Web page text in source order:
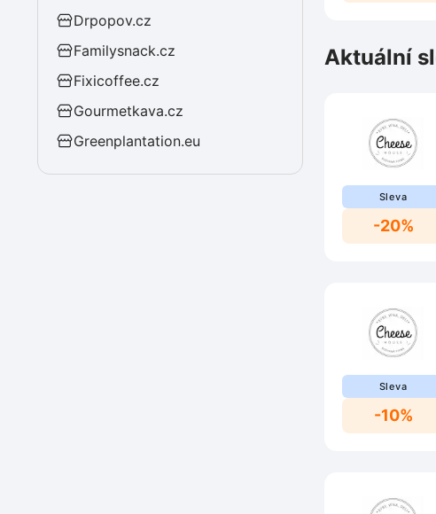
Drpopov.cz
Familysnack.cz
Fixicoffee.cz
Gourmetkava.cz
Greenplantation.eu
Aktuální
Sleva
-20%
Sleva
-10%